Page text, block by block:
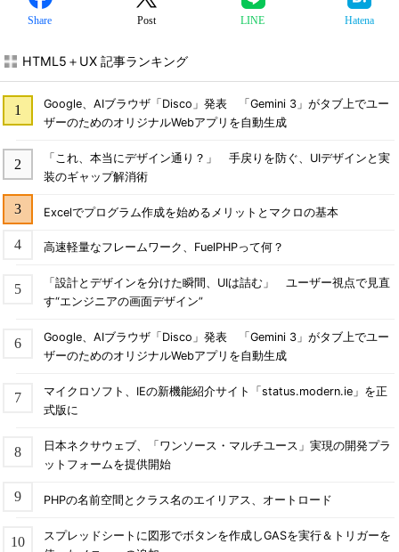
Share Post LINE Hatena
HTML5＋UX 記事ランキング
Google、AIブラウザ「Disco」発表 「Gemini 3」がタブ上でユー
ザーのためのオリジナルWebアプリを自動生成
「これ、本当にデザイン通り？」 手戻りを防ぐ、UIデザインと実
装のギャップ解消術
Excelでプログラム作成を始めるメリットとマクロの基本
高速軽量なフレームワーク、FuelPHPって何？
「設計とデザインを分けた瞬間、UIは詰む」 ユーザー視点で見直
す“エンジニアの画面デザイン”
Google、AIブラウザ「Disco」発表 「Gemini 3」がタブ上でユー
ザーのためのオリジナルWebアプリを自動生成
マイクロソフト、IEの新機能紹介サイト「status.modern.ie」を正
式版に
日本ネクサウェブ、「ワンソース・マルチユース」実現の開発プラ
ットフォームを提供開始
PHPの名前空間とクラス名のエイリアス、オートロード
スプレッドシートに図形でボタンを作成しGASを実行＆トリガーを